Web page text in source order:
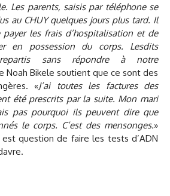
Les parents, saisis par téléphone se
au CHUY quelques jours plus tard. Il
les frais d’hospitalisation et de
en possession du corps. Lesdits
sans répondre à notre
Noah Bikele soutient que ce sont des
«J’ai toutes les factures des
été prescrits par la suite. Mon mari
pas pourquoi ils peuvent dire que
le corps. C’est des mensonges.»
question de faire les tests d’ADN